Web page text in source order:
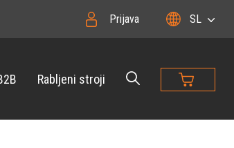
Prijava SL
Rabljeni stroji